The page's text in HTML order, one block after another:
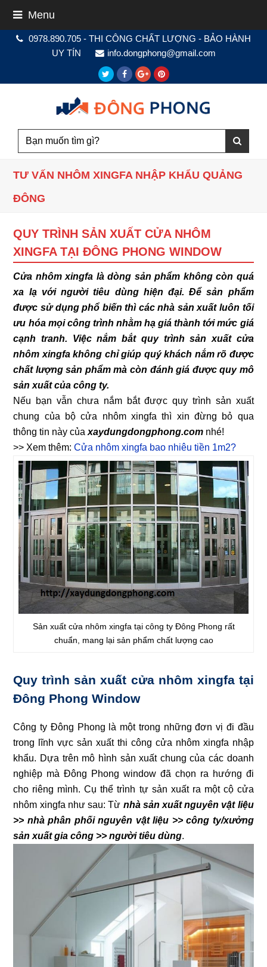
Menu
0978.890.705 - THI CÔNG CHẤT LƯỢNG - BẢO HÀNH
UY TÍN
info.dongphong@gmail.com
TwitterFacebook
GooglePinterest
TƯ VẤN NHÔM XINGFA NHẬP KHẨU QUẢNG
ĐÔNG
QUY TRÌNH SẢN XUẤT CỬA NHÔM
XINGFA TẠI ĐÔNG PHONG WINDOW
Cửa nhôm xingfa là dòng sản phẩm không còn quá
xa lạ với người tiêu dùng hiện đại. Để sản phẩm
được sử dụng phổ biến thì các nhà sản xuất luôn tối
ưu hóa mọi công trình nhằm hạ giá thành tới mức giá
cạnh tranh. Việc nắm bắt quy trình sản xuất cửa
nhôm xingfa không chỉ giúp quý khách nắm rõ được
chất lượng sản phẩm mà còn đánh giá được quy mô
sản xuất của công ty.
Nếu bạn vẫn chưa nắm bắt được quy trình sản xuất
chung của bộ cửa nhôm xingfa thì xin đừng bỏ qua
thông tin này củaxaydungdongphong.com nhé!
>> Xem thêm:Cửa nhôm xingfa bao nhiêu tiền 1m2?
Sản xuất cửa nhôm xingfa tại công ty Đông Phong rất
chuẩn, mang lại sản phẩm chất lượng cao
Quy trình sản xuất cửa nhôm xingfa tại
Đông Phong Window
Công ty Đông Phong là một trong những đơn vị đi đầu
trong lĩnh vực sản xuất thi công cửa nhôm xingfa nhập
khẩu. Dựa trên mô hình sản xuất chung của các doanh
nghiệp mà Đông Phong window đã chọn ra hướng đi
cho riêng mình. Cụ thể trình tự sản xuất ra một cộ cửa
nhôm xingfa như sau: Từ nhà sản xuất nguyên vật liệu
>> nhà phân phối nguyên vật liệu >> công ty/xưởng
sản xuất gia công >> người tiêu dùng.